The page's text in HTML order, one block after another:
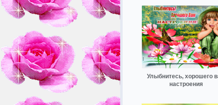
Улыбнитесь, хорошего
настроения